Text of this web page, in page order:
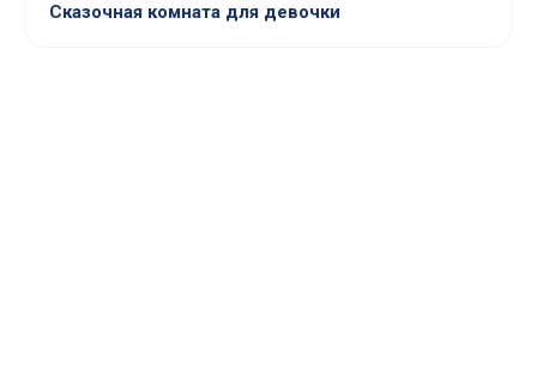
Сказочная комната для девочки